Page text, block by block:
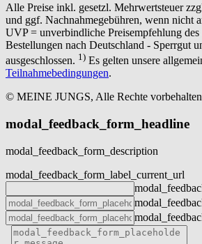
Alle Preise inkl. gesetzl. Mehrwertsteuer
und ggf. Nachnahmegebühren, wenn nicht
UVP = unverbindliche Preisempfehlung
Bestellungen nach Deutschland - Sperrgut
ausgeschlossen. 1) Es gelten unsere
Teilnahmebedingungen.
© MEINE JUNGS, Alle Rechte
modal_feedback_form_headline
modal_feedback_form_description
modal_feedback_form_label_current_url